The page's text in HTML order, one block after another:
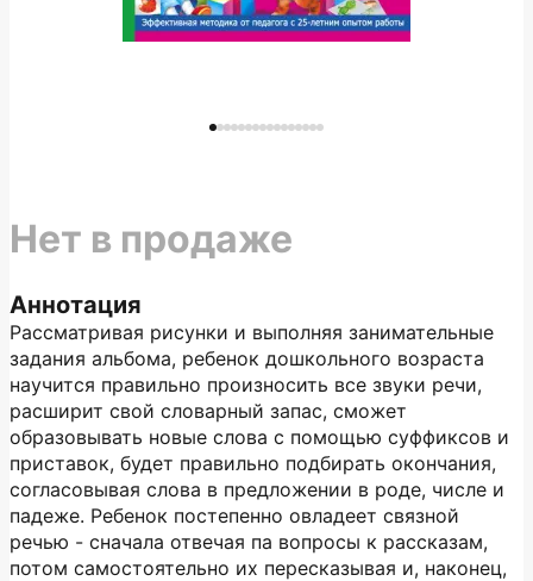
Аннотация
Рассматривая рисунки и выполняя занимательные
задания альбома, ребенок дошкольного возраста
научится правильно произносить все звуки речи,
расширит свой словарный запас, сможет
образовывать новые слова с помощью суффиксов и
приставок, будет правильно подбирать окончания,
согласовывая слова в предложении в роде, числе и
падеже. Ребенок постепенно овладеет связной
речью - сначала отвечая па вопросы к рассказам,
потом самостоятельно их пересказывая и, наконец,
Нет в продаже